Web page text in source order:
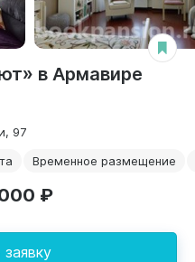
в Армавире
97
Временное размещение
₽